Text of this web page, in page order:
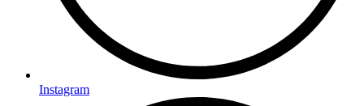
Instagram